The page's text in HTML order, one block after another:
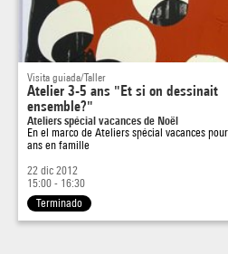
A vos crayons! / Spécial Vacances
Atelier "Et si on dessinait
Des points, un trait et parfois de
aux enfants de
découvrir des approches
invités font
partager leur univers et leurs
contemporain. Des petits
aux grands formats, du simple
Visita guiada/Taller
Atelier 3-5 ans "Et si on dessinait
ensemble?"
Ateliers spécial vacances de Noël
En el marco de Ateliers spécial vacances
ans en famille
22 dic 2012
15:00 - 16:30
Terminado